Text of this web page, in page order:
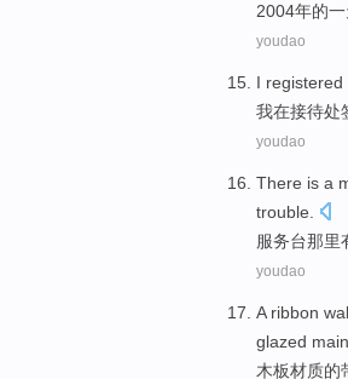
2004年的一
youdao
I registered
我在接待处
youdao
There is a
trouble
服务台那里
youdao
A ribbon
glazed main
木板材质的